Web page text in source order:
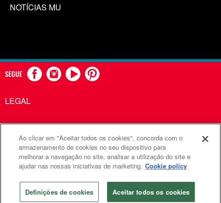
NOTÍCIAS MU
SEGUE
LEGAL
Comunicações Metodistas Unidas é uma agência da Igreja
Metodista Unida
©2026 Comunicações Metodistas Unidas. Todos os direitos
reservados
Ao clicar em "Aceitar todos os cookies", concorda com o
armazenamento de cookies no seu dispositivo para
melhorar a navegação no site, analisar a utilização do site e
ajudar nas nossas iniciativas de marketing. Cookie policy
Definições de cookies Aceitar todos os cookies